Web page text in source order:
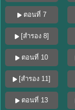
ตอนที่ 7
[สำรอง 8]
ตอนที่ 10
[สำรอง 11]
ตอนที่ 13